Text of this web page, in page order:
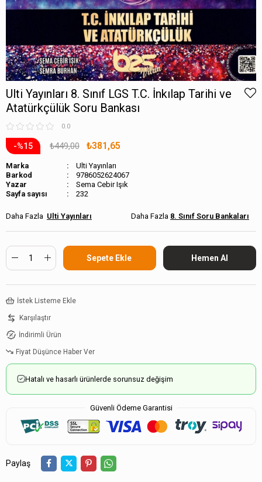
Ulti Yayınları 8. Sınıf LGS T.C. İnkılap Tarihi ve
Atatürkçülük Soru Bankası
0.0
15 ₺449,00 ₺381,65
Marka
Ulti Yayınları
Barkod
9786052624067
Sema Cebir Işık
Sayfa sayısı
232
Ulti Yayınları 8. Sınıf Soru Bankaları
İstek Listeme Ekle
Karşılaştır
İndirimli Ürün
Fiyat Düşünce Haber Ver
Hatalı ve hasarlı ürünlerde sorunsuz değişim
Güvenli Ödeme Garantisi
Paylaş